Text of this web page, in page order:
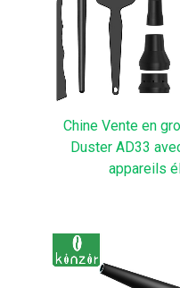
Chine Vente en
Duster AD33
appareils